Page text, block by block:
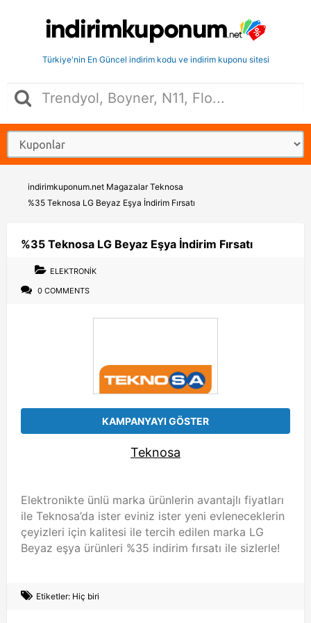
Türkiye'nin En Güncel indirim kodu ve indirim kuponu sitesi
indirimkuponum.net Magazalar Teknosa
%35 Teknosa LG Beyaz Eşya İndirim Fırsatı
%35 Teknosa LG Beyaz Eşya İndirim Fırsatı
ELEKTRONIK
0 COMMENTS
KAMPANYAYI GÖSTER
Teknosa
Elektronikte ünlü marka ürünlerin avantajlı fiyatları
ile Teknosa’da ister eviniz ister yeni evleneceklerin
çeyizleri için kalitesi ile tercih edilen marka LG
Beyaz eşya ürünleri %35 indirim fırsatı ile sizlerle!
Etiketler: Hiç biri